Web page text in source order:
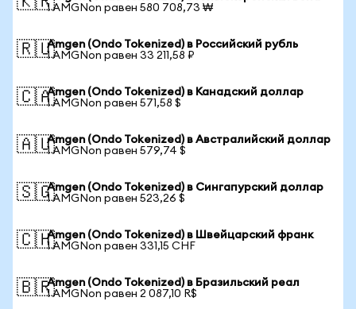
1 AMGNon равен 580 708,73 ₩
🇷🇺Amgen (Ondo Tokenized) в Российский рубль
1 AMGNon равен 33 211,58 ₽
🇨🇦Amgen (Ondo Tokenized) в Канадский доллар
1 AMGNon равен 571,58 $
🇦🇺Amgen (Ondo Tokenized) в Австралийский доллар
1 AMGNon равен 579,74 $
🇸🇬Amgen (Ondo Tokenized) в Сингапурский доллар
1 AMGNon равен 523,26 $
🇨🇭Amgen (Ondo Tokenized) в Швейцарский франк
1 AMGNon равен 331,15 CHF
🇧🇷Amgen (Ondo Tokenized) в Бразильский реал
1 AMGNon равен 2 087,10 R$